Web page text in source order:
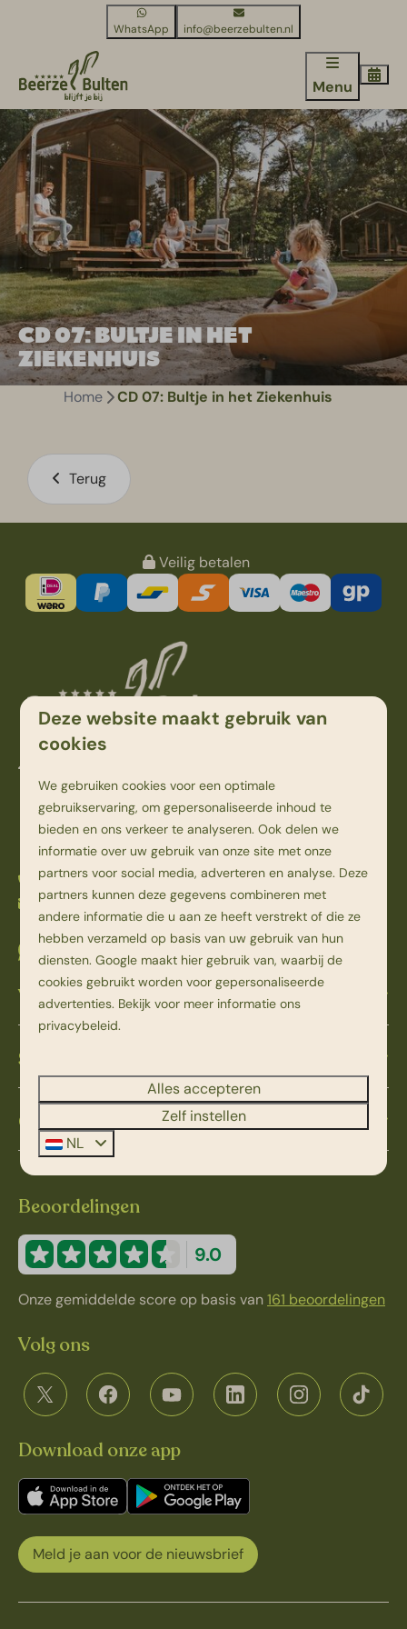
WhatsApp info@beerzebulten.nl
Menu
CD 07: BULTJE IN HET
ZIEKENHUIS
Home CD 07: Bultje in het Ziekenhuis
Terug
Veilig betalen
7736 PK Beerze
Overijssel
Nederland
0523 251 398
info@beerzebulten.nl
App met ons
Verblijfsinformatie
Service & contact
Over Beerze Bulten
Beoordelingen
9.0
Onze gemiddelde score op basis van161 beoordelingen
Volg ons
Download onze app
Meld je aan voor de nieuwsbrief
Deze website maakt gebruik van
cookies
We gebruiken cookies voor een optimale
gebruikservaring, om gepersonaliseerde inhoud te
bieden en ons verkeer te analyseren. Ook delen we
informatie over uw gebruik van onze site met onze
partners voor social media, adverteren en analyse. Deze
partners kunnen deze gegevens combineren met
andere informatie die u aan ze heeft verstrekt of die ze
hebben verzameld op basis van uw gebruik van hun
diensten.Google maakt hier gebruik van, waarbij de
cookies gebruikt worden voor gepersonaliseerde
advertenties. Bekijk voor meer informatie ons
privacybeleid.
Alles accepteren
Zelf instellen
NL